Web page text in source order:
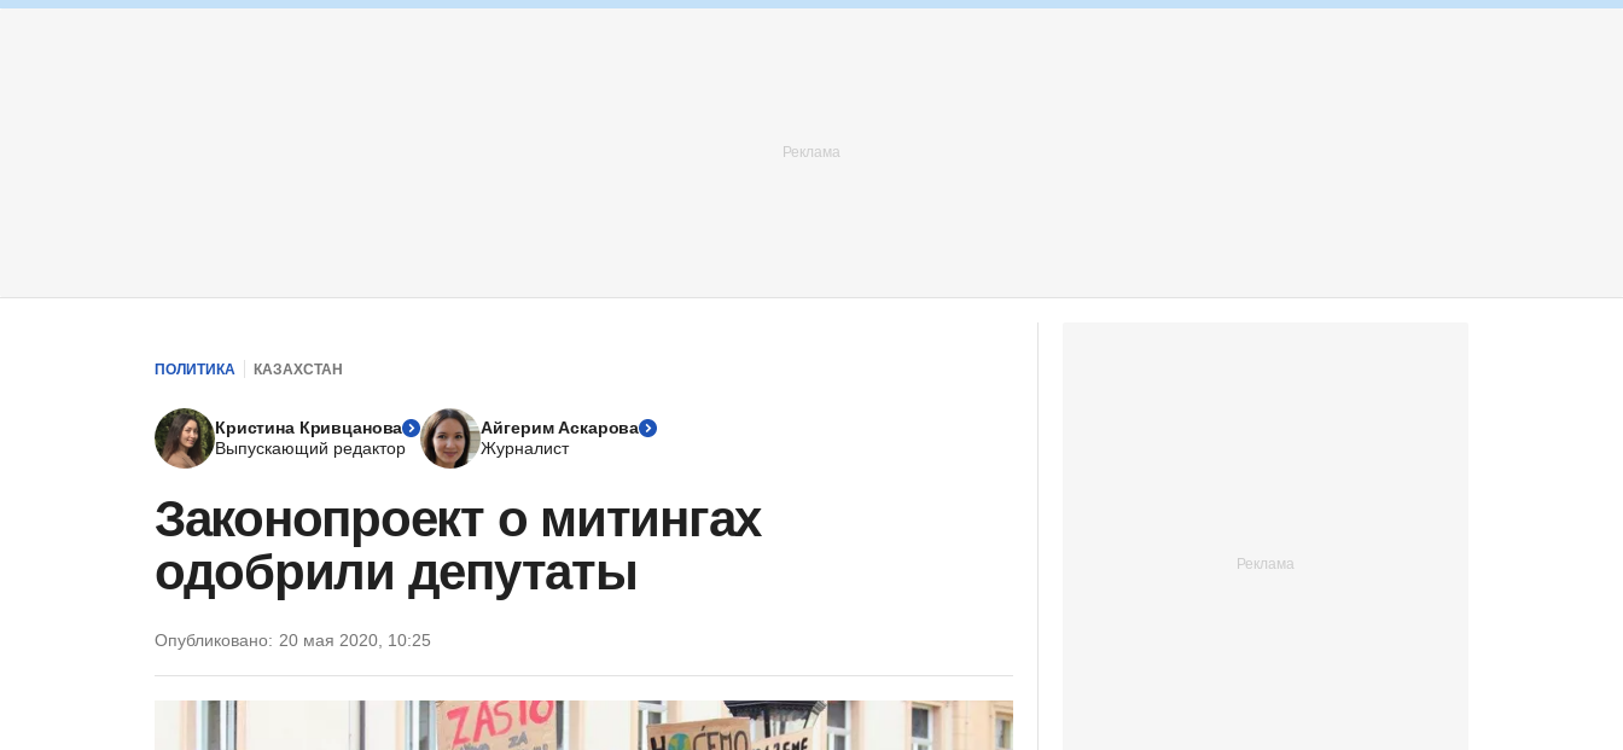
ПОЛИТИКА КАЗАХСТАН
Кристина Кривцанова
Выпускающий редактор
Айгерим Аскарова
Журналист
Законопроект о митингах
одобрили депутаты
Опубликовано: 20 мая 2020, 10:25